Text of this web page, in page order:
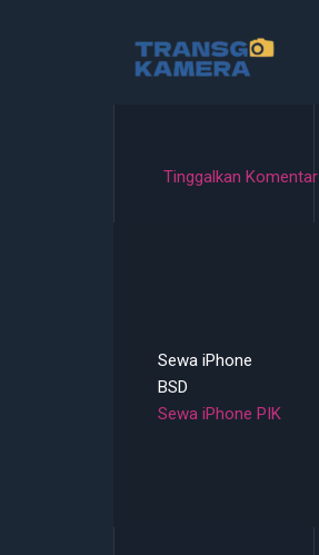
Tinggalkan Komentar
Sewa iPhone
BSD
Sewa iPhone PIK